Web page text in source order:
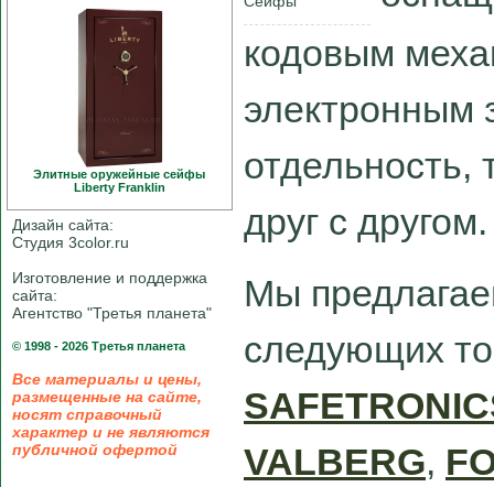
Элитные оружейные сейфы
Liberty Franklin
Дизайн сайта:
Студия 3color.ru
Изготовление и поддержка
сайта:
Агентство "Третья планета"
© 1998 - 2026 Третья планета
Все материалы и цены,
размещенные на сайте,
носят справочный
характер и не являются
публичной офертой
кодовым
электронным
отдельность,
друг с другом.
Мы
следующих
VALBERG,